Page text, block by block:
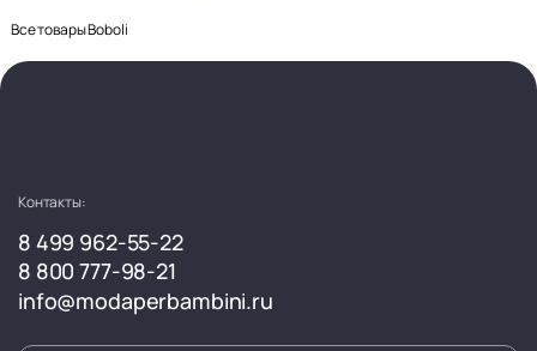
Все товары Boboli
Контакты:
8 499 962-55-22
8 800 777-98-21
info@modaperbambini.ru